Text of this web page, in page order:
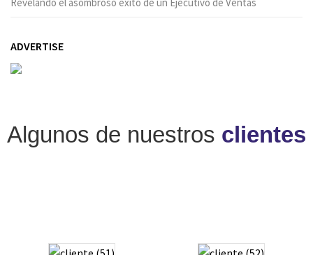
ADVERTISE
Algunos de nuestros clientes